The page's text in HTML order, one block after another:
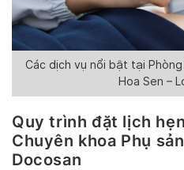
Các dịch vụ nổi bật tại Phòng
Hoa Sen –
Quy trình đặt lịch
Chuyên khoa Phụ
Docosan